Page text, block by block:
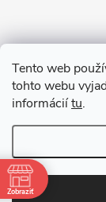
Tento web
tohto webu
informáciítu.
Zobraziť